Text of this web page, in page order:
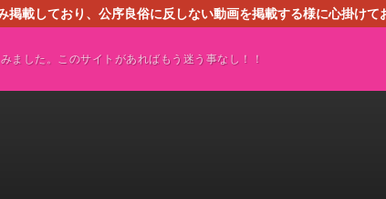
載しており、公序良俗に反しない動画を掲載する様に心掛け
ました。このサイトがあればもう迷う事なし！！